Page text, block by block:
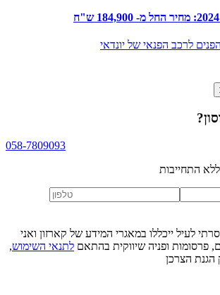
לרכב הפנאי של יונדאי
?
058-7809093
התחייבות
לעיל ייכללו במאגרי המידע של קארזון ואני
פרסומות ופניה שיווקית בהתאם לתנאי השימוש,
הגנת הצרכן